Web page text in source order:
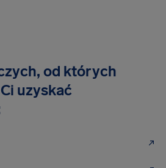
od których
uzyskać